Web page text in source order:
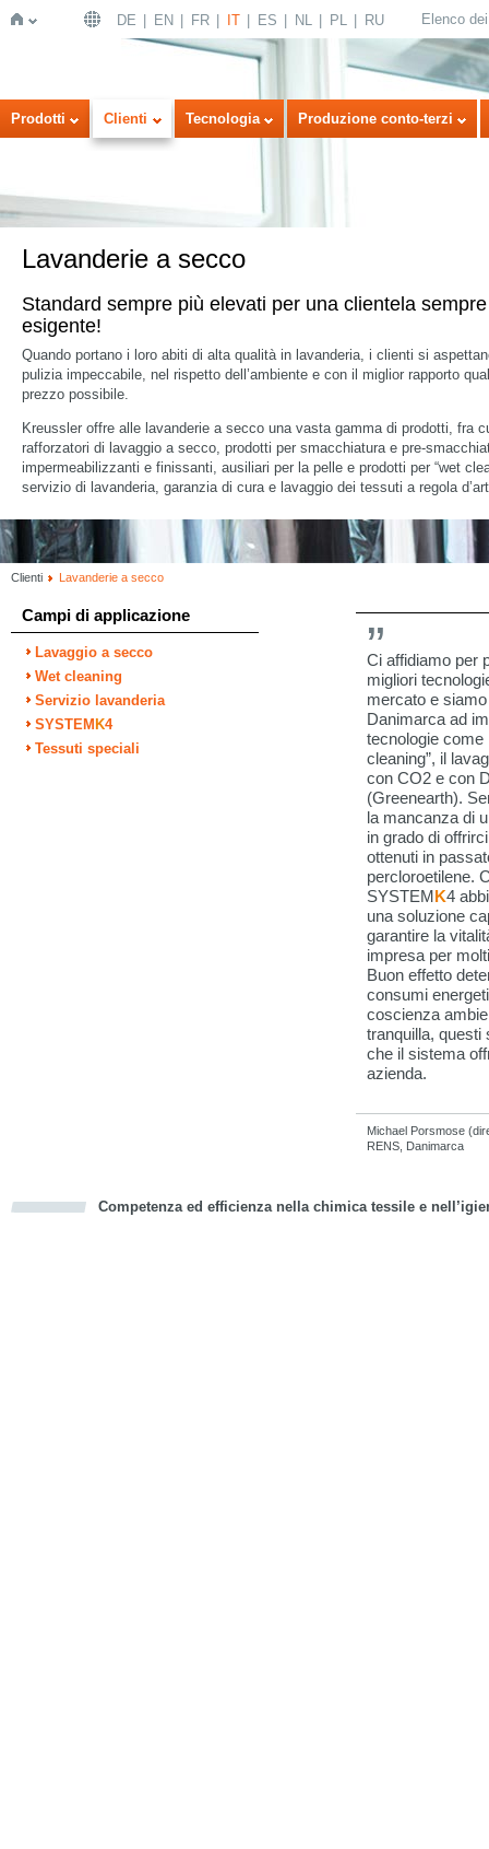
Home
DE EN FR IT ES NL PL RU Elenco
Prodotti Clienti Tecnologia Produzione conto-terzi
Lavanderie a secco
Standard sempre più elevati per una clientela
esigente!
Quando portano i loro abiti di alta qualità in lavanderia, i clienti si
pulizia impeccabile, nel rispetto dell’ambiente e con il miglior rapporto
prezzo possibile.
Kreussler offre alle lavanderie a secco una vasta gamma di prodotti, fra
rafforzatori di lavaggio a secco, prodotti per smacchiatura e pre-
impermeabilizzanti e finissanti, ausiliari per la pelle e prodotti per “wet
servizio di lavanderia, garanzia di cura e lavaggio dei tessuti a regola
Clienti Lavanderie a secco
Campi di applicazione
Lavaggio a secco
Wet cleaning
Servizio lavanderia
SYSTEM K4
Tessuti speciali
Ci affidiamo per
migliori
mercato e
Danimarca ad
tecnologie come
cleaning”, il
con CO2 e con
(Greenearth).
la mancanza di
in grado di
ottenuti in
percloroetilene.
SYSTEMK4
una soluzione
garantire la
impresa per
Buon effetto
consumi
coscienza
tranquilla, questi
che il sistema
azienda.
Michael Porsmose
RENS, Danimarca
Competenza ed efficienza nella chimica tessile e